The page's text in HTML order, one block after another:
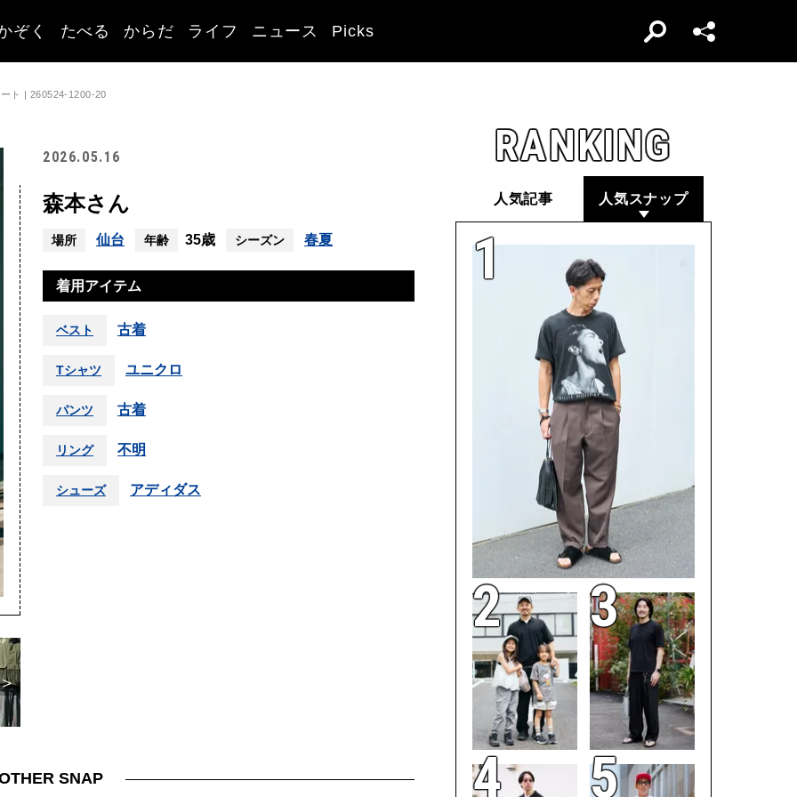
ぞく たべる からだ ライフ ニュース Picks
ト | 260524-1200-20
2026.05.16
森本さん
場所 仙台 年齢 35歳 シーズン 春夏
着用アイテム
ベスト 古着
Tシャツ ユニクロ
パンツ 古着
リング 不明
シューズ アディダス
SNAP
RANKING
人気記事 人気スナップ